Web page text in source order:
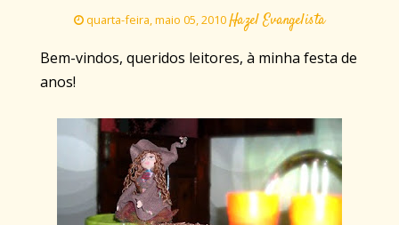
quarta-feira, maio 05, 2010Hazel Evangelista
Bem-vindos, queridos leitores, à minha festa de
anos!